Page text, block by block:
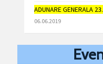
ADUNARE GENERALA
06.06.2019